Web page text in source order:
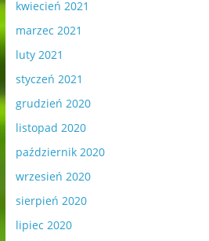
kwiecień 2021
marzec 2021
luty 2021
styczeń 2021
grudzień 2020
listopad 2020
październik 2020
wrzesień 2020
sierpień 2020
lipiec 2020